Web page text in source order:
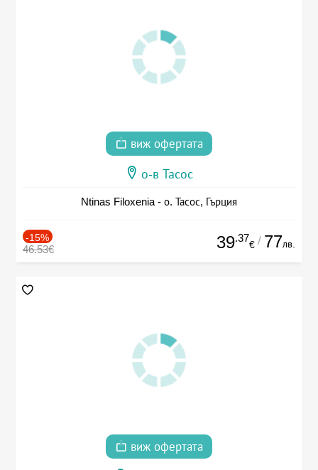
виж офертата
о-в Тасос
Ntinas Filoxenia - о. Тасос, Гърция
-15%
46.53€ 39.37
€ / 77лв.
виж офертата